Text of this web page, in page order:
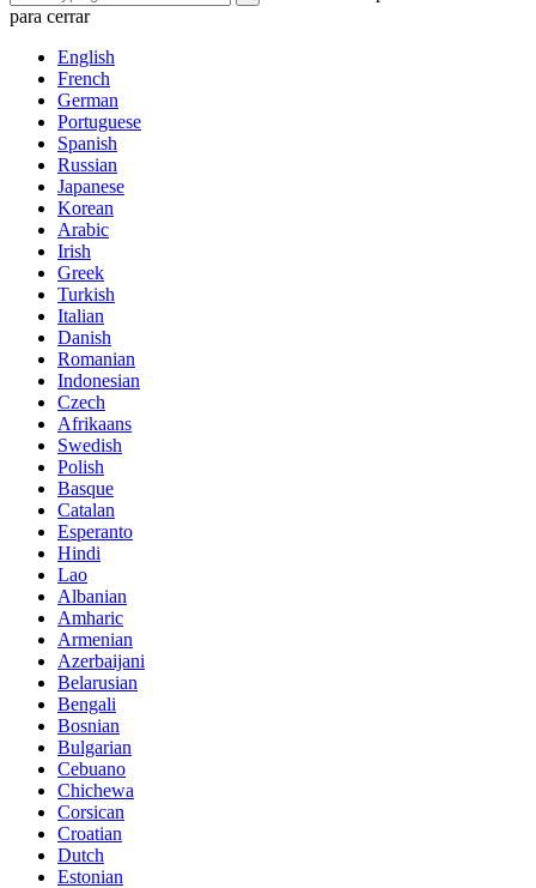
para cerrar
English
French
German
Portuguese
Spanish
Russian
Japanese
Korean
Arabic
Irish
Greek
Turkish
Italian
Danish
Romanian
Indonesian
Czech
Afrikaans
Swedish
Polish
Basque
Catalan
Esperanto
Hindi
Lao
Albanian
Amharic
Armenian
Azerbaijani
Belarusian
Bengali
Bosnian
Bulgarian
Cebuano
Chichewa
Corsican
Croatian
Dutch
Estonian